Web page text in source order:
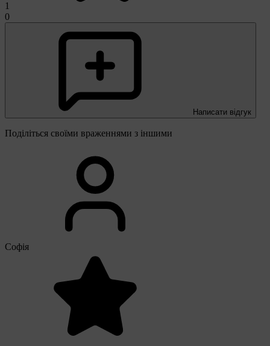
1
0
Написати відгук
Поділіться своїми враженнями з іншими
Софія